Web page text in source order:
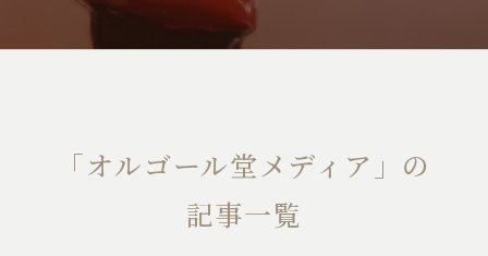
「オルゴール堂メディア」の
記事一覧